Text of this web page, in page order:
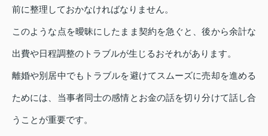
前に整理しておかなければなりません。
このような点を曖昧にしたまま契約を急ぐと、後から余計な
出費や日程調整のトラブルが生じるおそれがあります。
離婚や別居中でもトラブルを避けてスムーズに売却を進める
ためには、当事者同士の感情とお金の話を切り分けて話し合
うことが重要です。